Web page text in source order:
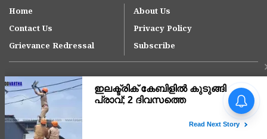
Home
About Us
Contact Us
Privacy Policy
Grievance Redressal
Subscribe
Copyright © 2007-